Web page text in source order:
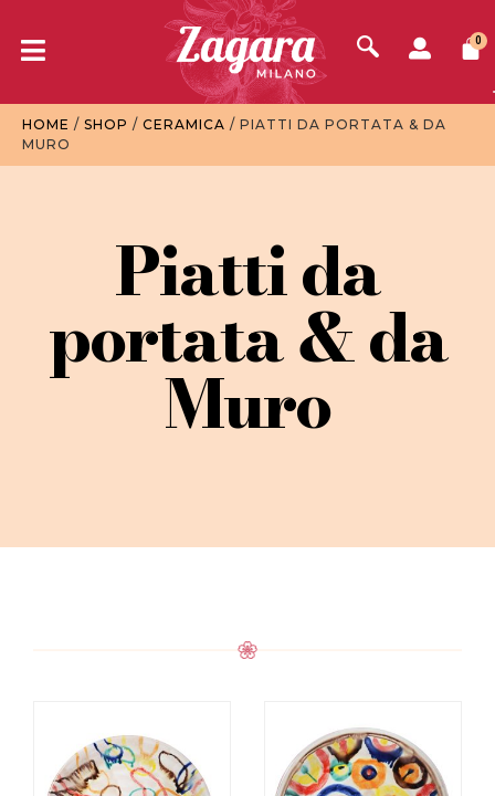
0
HOME / SHOP / CERAMICA / PIATTI DA PORTATA & DA
MURO
Piatti da
portata & da
Muro